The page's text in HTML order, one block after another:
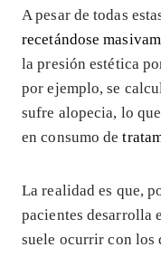
A pesar de todas
recetándose
la presión estética
por ejemplo, se
sufre alopecia, lo
en consumo de
La realidad es que,
pacientes desarrolla
suele ocurrir con los